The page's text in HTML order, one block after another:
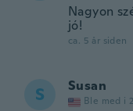
Nagyon
jó!
ca. 5 år siden
S Susan
Ble med i